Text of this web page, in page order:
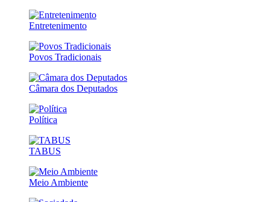
Entretenimento
Povos Tradicionais
Câmara dos Deputados
Política
TABUS
Meio Ambiente